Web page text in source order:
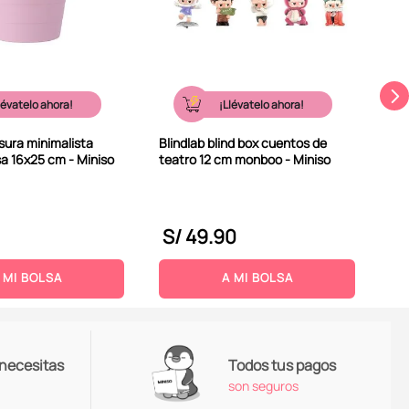
ahora!
minimalista
16x25 cm - Miniso
MI BOLSA
¡Llévatelo ahora!
Blindlab blind box cuentos de
teatro 12 cm monboo - Miniso
S/49.90
A MI BOLSA
Todos tus pagos
son seguros